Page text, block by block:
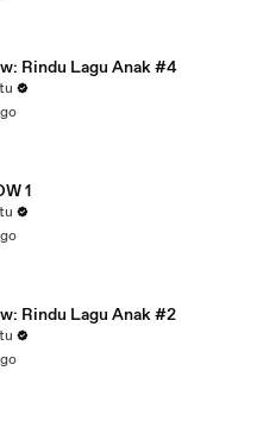
Rindu Lagu Anak #4
1
Rindu Lagu Anak #2